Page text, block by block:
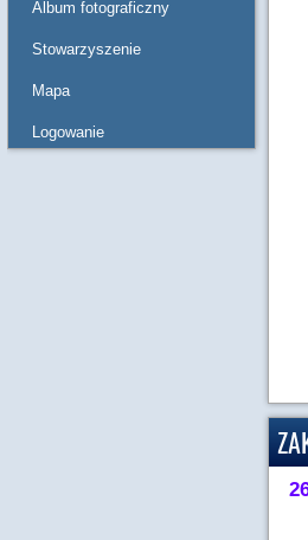
Album fotograficzny
Stowarzyszenie
Mapa
Logowanie